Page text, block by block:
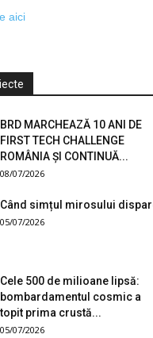
aici
BRD MARCHEAZĂ 10 ANI DE
FIRST TECH CHALLENGE
ROMÂNIA ȘI CONTINUĂ...
08/07/2026
Când simțul mirosului
05/07/2026
Cele 500 de milioane lipsă:
bombardamentul cosmic a
topit prima crustă...
05/07/2026